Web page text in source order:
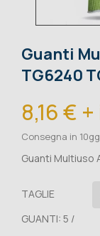
Guanti
TG6240
8,16 €
Consegna in
Guanti Multiuso
TAGLIE
GUANTI: 5 /